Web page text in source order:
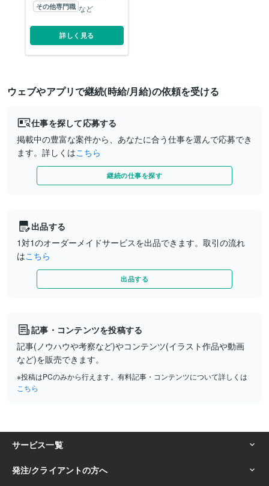
その他専門職 など
詳しく見る
ウェブやアプリで継続(時給/月給)の依頼を受ける
仕事を探して応募する
掲載中の豊富な案件から、あなたに合う仕事を選んで応募でき
ます。詳しくはこちら
継続の仕事を探す
出品する
1対1のオーダーメイドサービスを出品できます。取引の流れ
はこちら
出品する
記事・コンテンツを投稿する
記事(ノウハウや考察など)やコンテンツ(イラスト作品や動画
など)を販売できます。
※投稿はPCのみから行えます。有料記事・コンテンツについて詳しくは
こちら